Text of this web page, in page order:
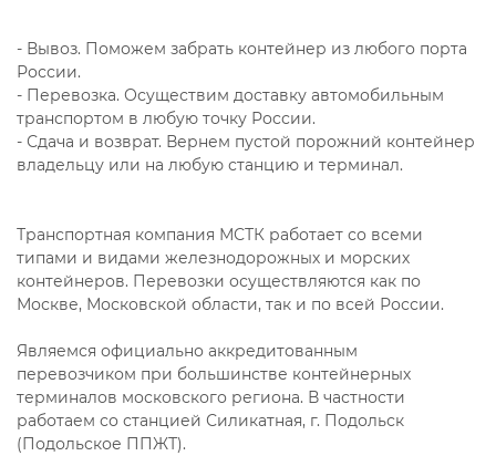
- Вывоз. Поможем забрать контейнер из любого порта
России.
- Перевозка. Осуществим доставку автомобильным
транспортом в любую точку России.
- Сдача и возврат. Вернем пустой порожний контейнер
владельцу или на любую станцию и терминал.
Транспортная компания МСТК работает со всеми
типами и видами железнодорожных и морских
контейнеров. Перевозки осуществляются как по
Москве, Московской области, так и по всей России.
Являемся официально аккредитованным
перевозчиком при большинстве контейнерных
терминалов московского региона. В частности
работаем со станцией Силикатная, г. Подольск
(Подольское ППЖТ).